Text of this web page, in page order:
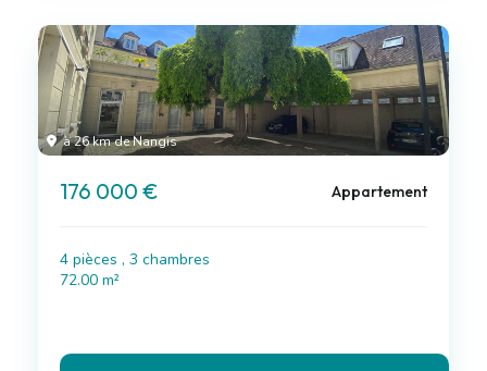
à 26 km de Nangis
176 000 € Appartement
4 pièces , 3 chambres
72.00 m²